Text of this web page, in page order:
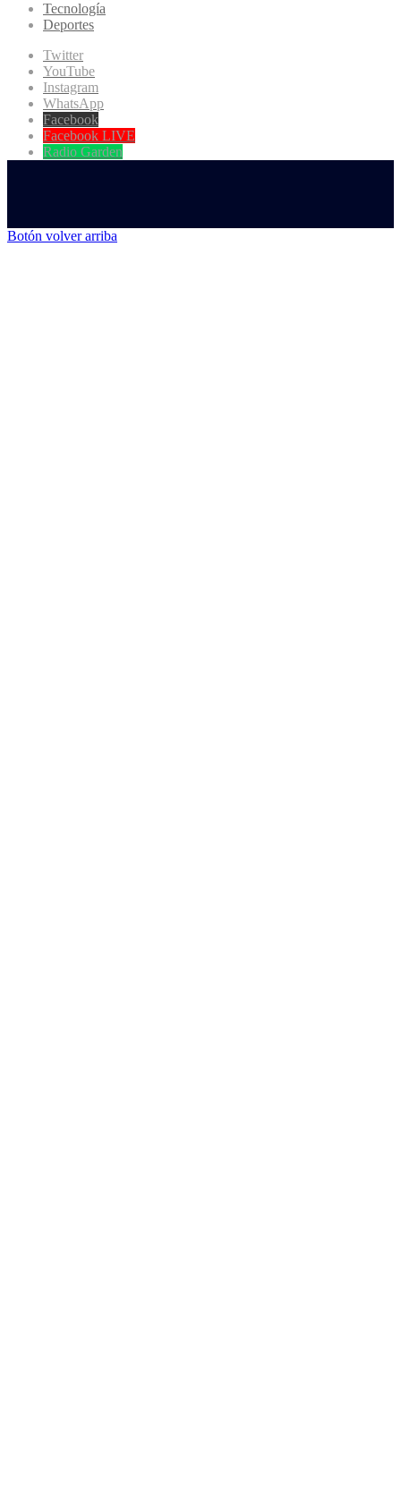
Tecnología
Deportes
Twitter
YouTube
Instagram
WhatsApp
Facebook
Facebook LIVE
Radio Garden
Botón volver arriba